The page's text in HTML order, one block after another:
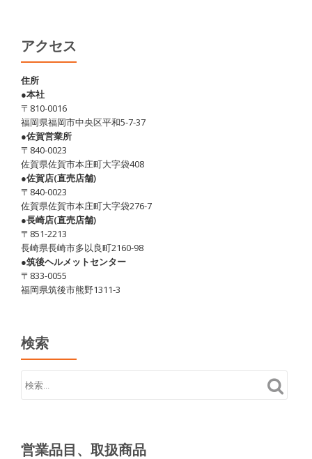
い？？
アクセス
住所
●本社
〒810-0016
福岡県福岡市中央区平和5-7-37
●佐賀営業所
〒840-0023
佐賀県佐賀市本庄町大字袋408
●佐賀店(直売店舗)
〒840-0023
佐賀県佐賀市本庄町大字袋276-7
●長崎店(直売店舗)
〒851-2213
長崎県長崎市多以良町2160-98
●筑後ヘルメットセンター
〒833-0055
福岡県筑後市熊野1311-3
検索
営業品目、取扱商品